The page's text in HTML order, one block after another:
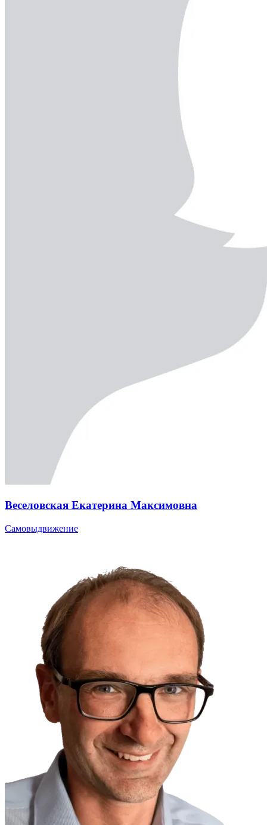
Веселовская Екатерина Максимовна
Самовыдвижение